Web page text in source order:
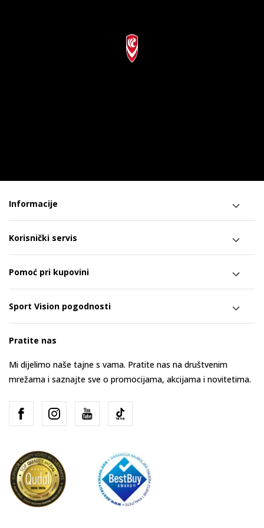
Informacije
Korisnički servis
Pomoć pri kupovini
Sport Vision pogodnosti
Pratite nas
Mi dijelimo naše tajne s vama. Pratite nas na društvenim
mrežama i saznajte sve o promocijama, akcijama i novitetima.